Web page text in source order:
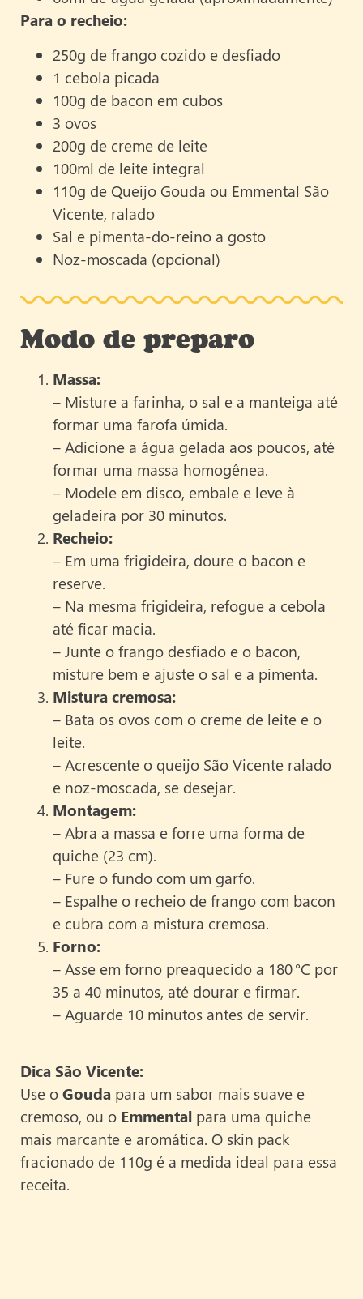
Para o recheio:
250g de frango cozido e desfiado
1 cebola picada
100g de bacon em cubos
3 ovos
200g de creme de leite
100ml de leite integral
110g de Queijo Gouda ou Emmental São
Vicente, ralado
Sal e pimenta-do-reino a gosto
Noz-moscada (opcional)
Modo de preparo
Massa:
– Misture a farinha, o sal e a manteiga até
formar uma farofa úmida.
– Adicione a água gelada aos poucos, até
formar uma massa homogênea.
– Modele em disco, embale e leve à
geladeira por 30 minutos.
Recheio:
– Em uma frigideira, doure o bacon e
reserve.
– Na mesma frigideira, refogue a cebola
até ficar macia.
– Junte o frango desfiado e o bacon,
misture bem e ajuste o sal e a pimenta.
Mistura cremosa:
– Bata os ovos com o creme de leite e o
leite.
– Acrescente o queijo São Vicente ralado
e noz-moscada, se desejar.
Montagem:
– Abra a massa e forre uma forma de
quiche (23 cm).
– Fure o fundo com um garfo.
– Espalhe o recheio de frango com bacon
e cubra com a mistura cremosa.
Forno:
– Asse em forno preaquecido a 180 °C por
35 a 40 minutos, até dourar e firmar.
– Aguarde 10 minutos antes de servir.
Dica São Vicente:
Use o Gouda para um sabor mais suave e
cremoso, ou o Emmental para uma quiche
mais marcante e aromática. O skin pack
fracionado de 110g é a medida ideal para essa
receita.